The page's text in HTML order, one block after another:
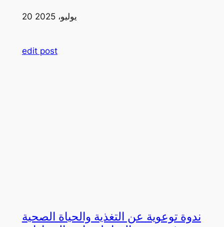
20 يوليو، 2025
edit post
ندوة توعوية عن التغذية والحياة الصحية